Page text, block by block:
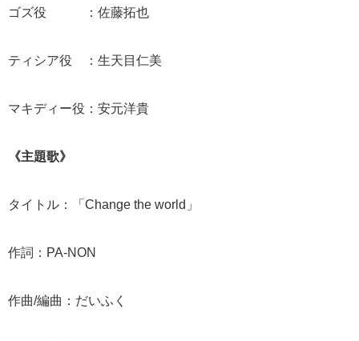
ゴズ役 ：佐藤拓也
ティシア役 ：生天目仁美
マキディー役：安元洋貴
《主題歌》
タイトル：「Change the world」
作詞：PA-NON
作曲/編曲：だいふく